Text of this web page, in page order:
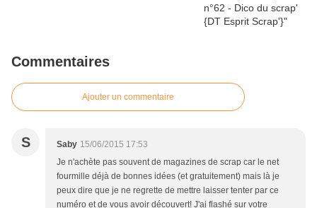
Commentaires
Ajouter un commentaire
S Saby 15/06/2015 17:53
Je n'achète pas souvent de magazines de scrap car le net
fourmille déjà de bonnes idées (et gratuitement) mais là je
peux dire que je ne regrette de mettre laisser tenter par ce
numéro et de vous avoir découvert! J'ai flashé sur votre